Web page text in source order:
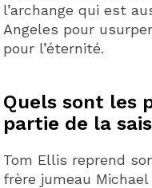
l’archange qui est
Angeles pour
pour l’éternité.
Quels sont les
partie de la
Tom Ellis reprend
frère jumeau